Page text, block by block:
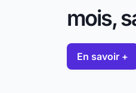
mois,
En savoir +